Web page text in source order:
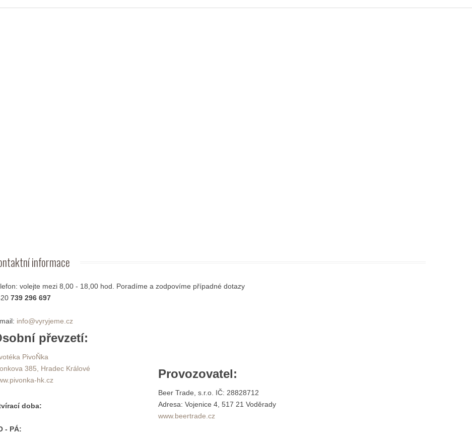
informace
volejte mezi 8,00 - 18,00 hod. Poradíme a zodpovíme případné dotazy
739 296 697
info@vyryjeme.cz
převzetí:
PivoŇka
385, Hradec Králové
hk.cz
doba:
- PÁ:
Provozovatel:
Beer Trade, s.r.o. IČ: 28828712
Adresa: Vojenice 4, 517 21 Voděrady
www.beertrade.cz